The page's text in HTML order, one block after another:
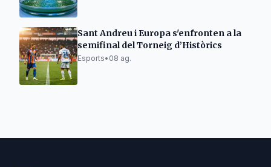
Sant Andreu i Europa s'enfronten a la
semifinal del Torneig d’Històrics
Esports• 08 ag.